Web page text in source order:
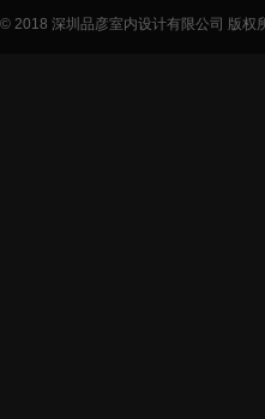
© 2018 深圳品彦室内设计有限公司 版权